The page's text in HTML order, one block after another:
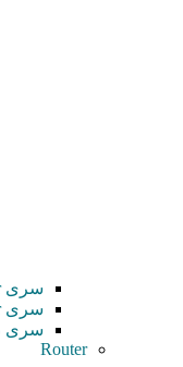
سری Indoor
سری Outdoor
سری STB
Router